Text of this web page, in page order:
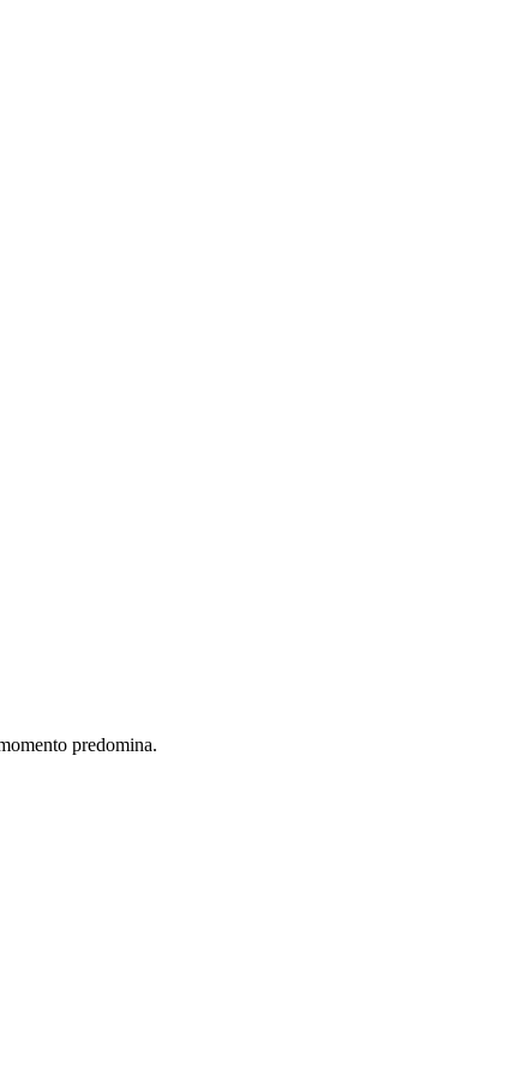
predomina.